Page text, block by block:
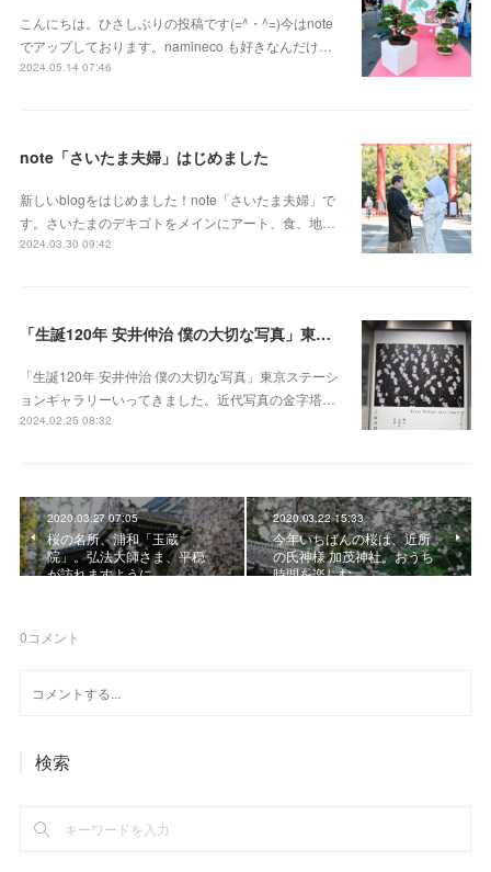
こんにちは。ひさしぶりの投稿です(=^・^=)今はnote
でアップしております。namineco も好きなんだけ…
2024.05.14 07:46
note「さいたま夫婦」はじめました
新しいblogをはじめました！note「さいたま夫婦」で
す。さいたまのデキゴトをメインにアート、食、地…
2024.03.30 09:42
「生誕120年 安井仲治 僕の大切な写真」東京ステーションギャラリー
「生誕120年 安井仲治 僕の大切な写真」東京ステーシ
ョンギャラリーいってきました。近代写真の金字塔…
2024.02.25 08:32
2020.03.27 07:05
桜の名所、浦和「玉蔵
院」。弘法大師さま、平穏
が訪れますように
2020.03.22 15:33
今年いちばんの桜は、近所
の氏神様 加茂神社。おうち
時間を楽しむ
0コメント
検索